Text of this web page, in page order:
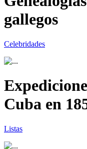
gallegos
Celebridades
Cuba en
Listas